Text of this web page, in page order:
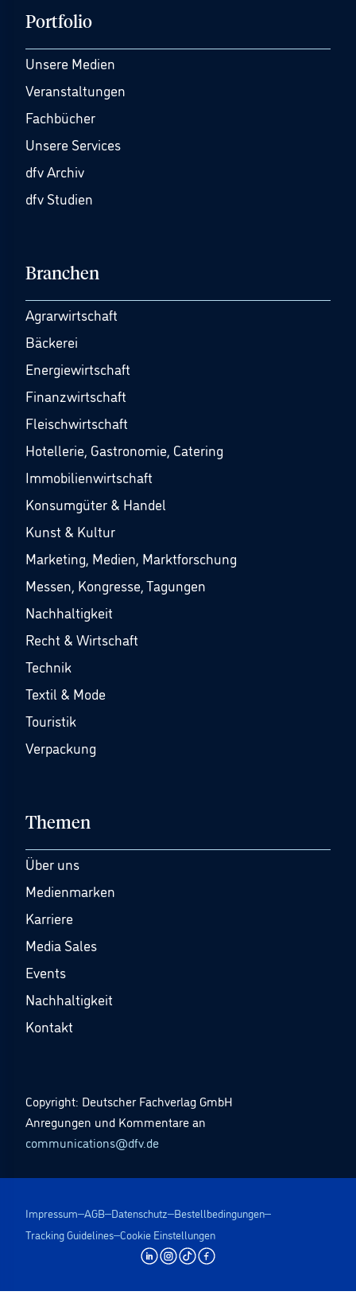
Portfolio
Unsere Medien
Veranstaltungen
Fachbücher
Unsere Services
dfv Archiv
dfv Studien
Branchen
Agrarwirtschaft
Bäckerei
Energiewirtschaft
Finanzwirtschaft
Fleischwirtschaft
Hotellerie, Gastronomie, Catering
Immobilienwirtschaft
Konsumgüter & Handel
Kunst & Kultur
Marketing, Medien, Marktforschung
Messen, Kongresse, Tagungen
Nachhaltigkeit
Recht & Wirtschaft
Technik
Textil & Mode
Touristik
Verpackung
Themen
Über uns
Medienmarken
Karriere
Media Sales
Events
Nachhaltigkeit
Kontakt
Copyright: Deutscher Fachverlag GmbH
Anregungen und Kommentare an
communications@dfv.de
Impressum AGB Datenschutz Bestellbedingungen
Tracking Guidelines Cookie Einstellungen